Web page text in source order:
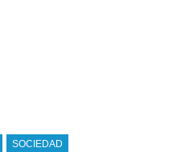
SOCIEDAD